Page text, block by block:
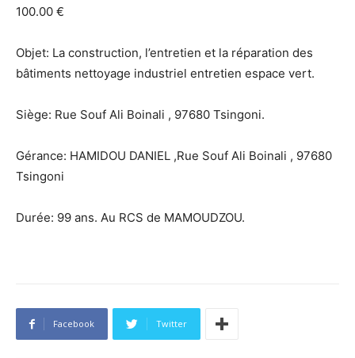
100.00 €
Objet: La construction, l’entretien et la réparation des
bâtiments nettoyage industriel entretien espace vert.
Siège: Rue Souf Ali Boinali , 97680 Tsingoni.
Gérance: HAMIDOU DANIEL ,Rue Souf Ali Boinali , 97680
Tsingoni
Durée: 99 ans. Au RCS de MAMOUDZOU.
Facebook Twitter